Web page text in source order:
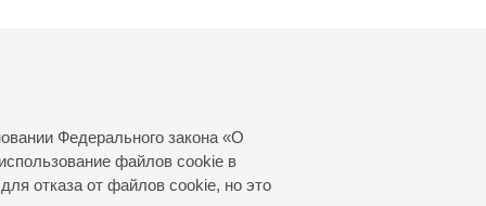
Федерального закона «О
файлов cookie в
отказа от файлов cookie, но это